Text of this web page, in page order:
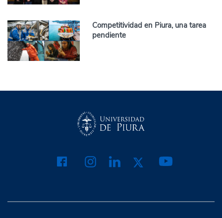
Competitividad en Piura, una tarea
pendiente